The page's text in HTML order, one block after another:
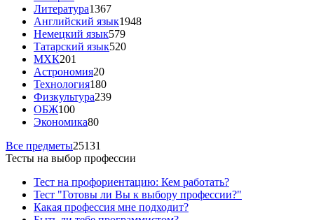
Литература1367
Английский язык1948
Немецкий язык579
Татарский язык520
МХК201
Астрономия20
Технология180
Физкультура239
ОБЖ100
Экономика80
Все предметы25131
Тесты на выбор профессии
Тест на профориентацию: Кем работать?
Тест "Готовы ли Вы к выбору профессии?"
Какая профессия мне подходит?